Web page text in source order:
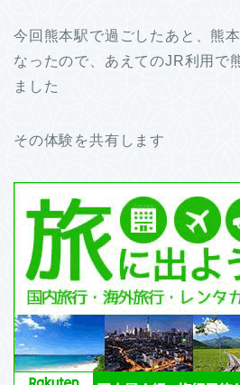
今回熊本駅で過ごしたあと、熊
なったので、あえてのJR利用で
ました
その体験を共有します